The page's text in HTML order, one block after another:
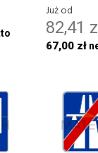
Już od
82,41
67,00 zł